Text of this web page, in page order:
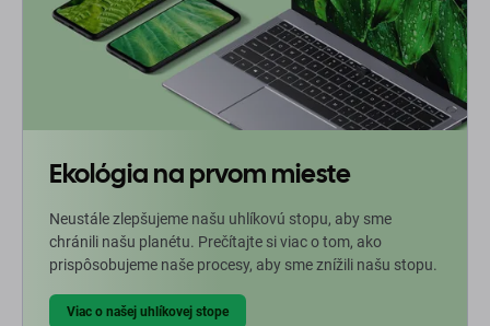
Ekológia na prvom mieste
Neustále zlepšujeme našu uhlíkovú stopu, aby sme
chránili našu planétu. Prečítajte si viac o tom, ako
prispôsobujeme naše procesy, aby sme znížili našu stopu.
Viac o našej uhlíkovej stope